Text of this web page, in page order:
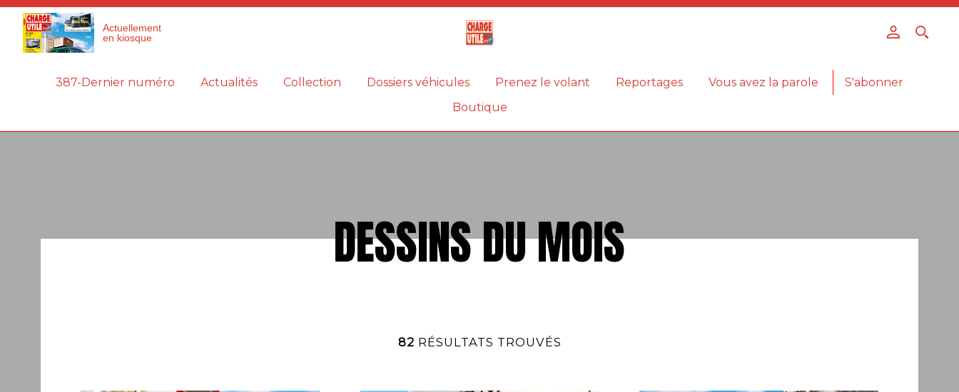
Actuellement
en kiosque
387-Dernier numéro Actualités Collection Dossiers véhicules Prenez le volant Reportages Vous avez la parole
S'abonner
Boutique
DESSINS DU MOIS
82 RÉSULTATS TROUVÉS
Panneau de gestion des cookies